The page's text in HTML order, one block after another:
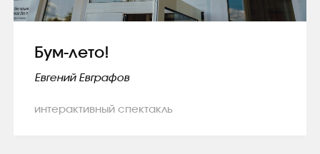
Бум-лето!
Евгений Евграфов
интерактивный спектакль